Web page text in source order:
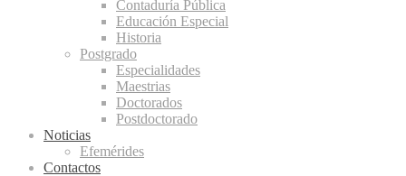
Contaduría Pública
Educación Especial
Historia
Postgrado
Especialidades
Maestrias
Doctorados
Postdoctorado
Noticias
Efemérides
Contactos